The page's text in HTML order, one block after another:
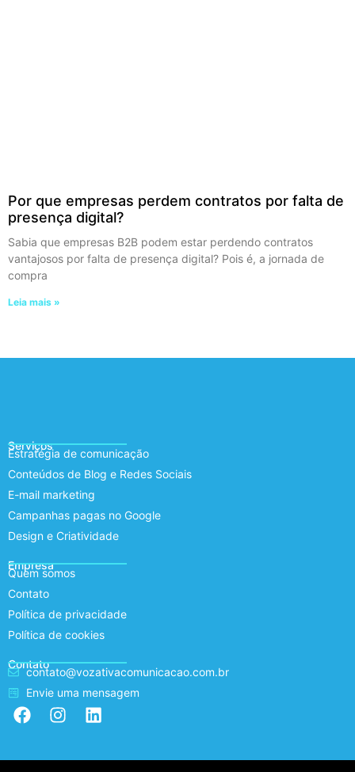
Por que empresas perdem contratos por falta de
presença digital?
Sabia que empresas B2B podem estar perdendo contratos
vantajosos por falta de presença digital? Pois é, a jornada de
compra
Leia mais »
Serviços
Estratégia de comunicação
Conteúdos de Blog e Redes Sociais
E-mail marketing
Campanhas pagas no Google
Design e Criatividade
Empresa
Quem somos
Contato
Política de privacidade
Política de cookies
Contato
contato@vozativacomunicacao.com.br
Envie uma mensagem